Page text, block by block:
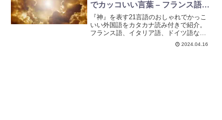
でカッコいい言葉 – フランス語・
イタリア語・ドイツ語・ラテン語
など
『神』を表す21言語のおしゃれでかっこ
いい外国語をカタカナ読み付きで紹介。
フランス語、イタリア語、ドイツ語など
多様な言語での表現を集め、創作やキャ
ラ名に役立つアイデア集です。ぜひ参考
2024.04.16